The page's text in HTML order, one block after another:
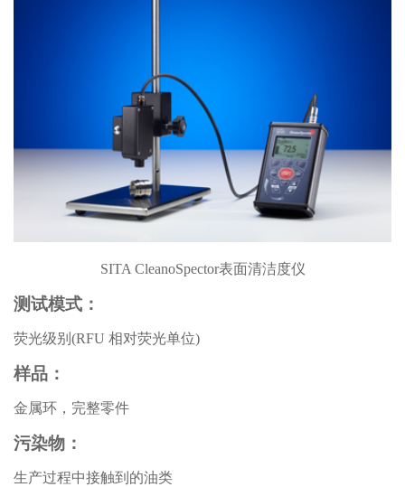
SITA CleanoSpector表面清洁度仪
测试模式：
荧光级别(RFU 相对荧光单位)
样品：
金属环，完整零件
污染物：
生产过程中接触到的油类